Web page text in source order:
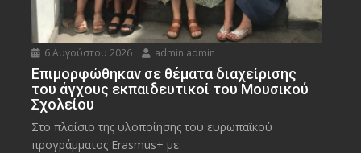
6 Αυγούστου 2026 admin admin
Eπιμορφώθηκαν σε θέματα διαχείρισης
του άγχους εκπαιδευτικοί του Μουσικού
Σχολείου
Στο πλαίσιο της υλοποίησης του ευρωπαϊκού
προγράμματος Erasmus+ με